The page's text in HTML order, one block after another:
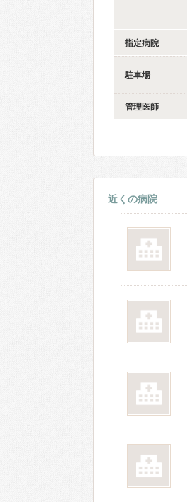
指定病院
駐車場
管理医師
近くの病院